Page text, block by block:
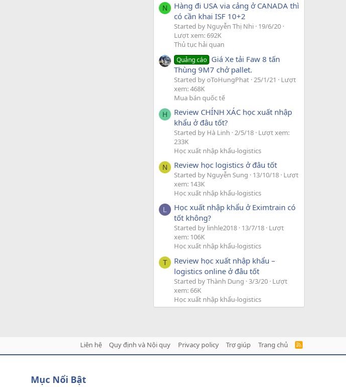
N
Hàng đi USA via cảng ở CANADA thì
có cần khai ISF 10+2
Started by Nguyễn Thị Nhi 19/6/20
Lượt xem: 692K
Thủ tục hải quan
Quảng cáo Giá Xe tải Faw 8 tấn
Thùng 9M7 chở pallet.
Started by oToHungPhat 25/1/21
Lượt
xem: 468K
Mua bán quốc tế
H
Review CHÍNH XÁC học xuất nhập
khẩu ở đâu tốt?
Started by Hà Linh 2/5/18 Lượt xem:
233K
Học xuất nhập khẩu-logistics
N Review học logistics ở đâu tốt
Started by Nguyễn Sung 13/10/18 Lượt
xem: 143K
Học xuất nhập khẩu-logistics
L
Học xuất nhập khẩu ở Eximtrain có
tốt không?
Started by linhle2018 13/7/18 Lượt
xem: 106K
Học xuất nhập khẩu-logistics
T
Review học xuất nhập khẩu –
logistics online ở đâu tốt
Started by Thành Dung 3/3/20 Lượt
xem: 66K
Học xuất nhập khẩu-logistics
Liên hệ Quy định và Nội quy Privacy policy Trợ giúp Trang chủ
R
Mục Nổi Bật